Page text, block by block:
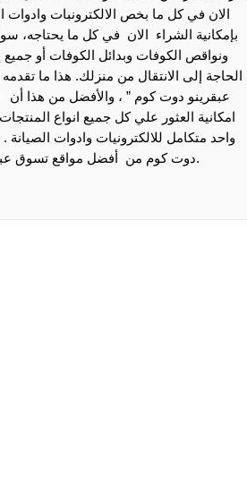
الان في كل ما بخص الالكترونبات وادوات
بإمكانية الشراء الان في كل ما يحتاجه،
ونواقص الكوفات وبدائل الكوفات أو جميع
الحاجة إلى الانتقال من منزلك. هذا ما
عبقرينو دوت كوم ” ، والأفضل من هذا أن
امكانية العثور علي كل جميع انواع
واحد متكامل للالكترونيات وادوات
دوت كوم من أفضل مواقع تسوق عبر الإنترنت في مصر.